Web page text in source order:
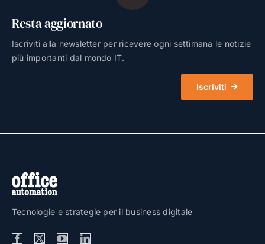
Resta aggiornato
Iscriviti alla newsletter per ricevere ogni settimana le notizie
più importanti dal mondo IT.
Iscriviti
Tecnologie e strategie per il business digitale